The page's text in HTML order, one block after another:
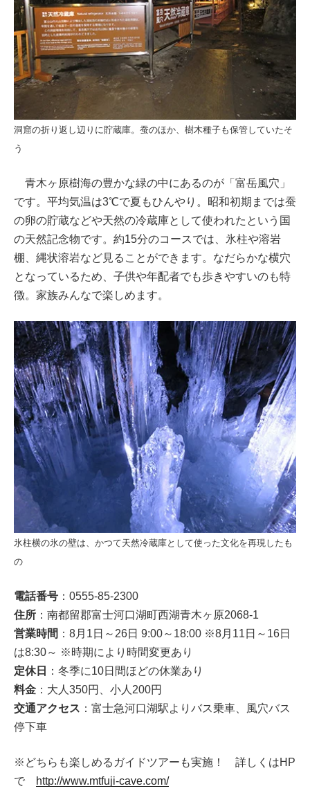
洞窟の折り返し辺りに貯蔵庫。蚕のほか、樹木種子も保管していたそ
う
青木ヶ原樹海の豊かな緑の中にあるのが「富岳風穴」
です。平均気温は3℃で夏もひんやり。昭和初期までは蚕
の卵の貯蔵などや天然の冷蔵庫として使われたという国
の天然記念物です。約15分のコースでは、氷柱や溶岩
棚、縄状溶岩など見ることができます。なだらかな横穴
となっているため、子供や年配者でも歩きやすいのも特
徴。家族みんなで楽しめます。
氷柱横の氷の壁は、かつて天然冷蔵庫として使った文化を再現したも
の
電話番号 ：0555-85-2300
住所 ：南都留郡富士河口湖町西湖青木ヶ原2068-1
営業時間 ：8月1日～26日 9:00～18:00 ※8月11日～16日
は8:30～ ※時期により時間変更あり
定休日
：冬季に10日間ほどの休業あり
料金 ：大人350円、小人200円
交通アクセス ：富士急河口湖駅よりバス乗車、風穴バス
停下車
※どちらも楽しめるガイドツアーも実施！ 詳しくはHP
で
http://www.mtfuji-cave.com/